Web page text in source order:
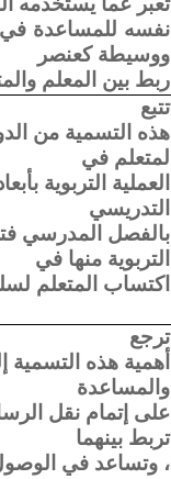
نفسه للمساعدة في
ووسيطة كعنصر
ربط بين المعلم
تتبع
هذه التسمية من
لمتعلم في
العملية التربوية
التدريسي
بالفصل المدرسي
التربوية منها في
اكتساب المتعلم
ترجع
أهمية هذه التسمية
والمساعدة
على إتمام نقل
تربط بينهما
، وتساعد في